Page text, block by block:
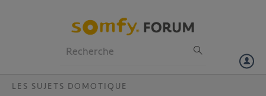
LES SUJETS DOMOTIQUE